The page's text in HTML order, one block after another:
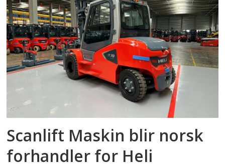
Scanlift Maskin blir norsk
forhandler for Heli